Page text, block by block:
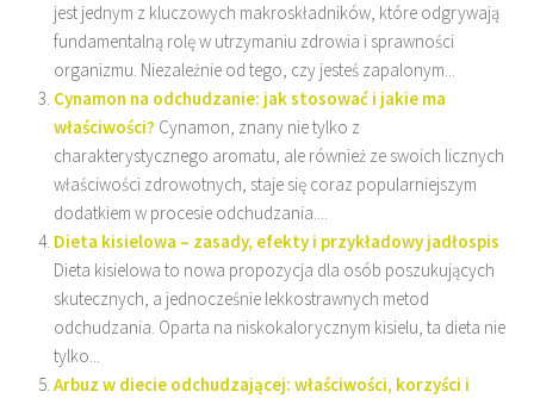
jest jednym z kluczowych makroskładników, które odgrywają
fundamentalną rolę w utrzymaniu zdrowia i sprawności
organizmu. Niezależnie od tego, czy jesteś zapalonym...
Cynamon na odchudzanie: jak stosować i jakie ma
właściwości? Cynamon, znany nie tylko z
charakterystycznego aromatu, ale również ze swoich licznych
właściwości zdrowotnych, staje się coraz popularniejszym
dodatkiem w procesie odchudzania....
Dieta kisielowa – zasady, efekty i przykładowy jadłospis
Dieta kisielowa to nowa propozycja dla osób poszukujących
skutecznych, a jednocześnie lekkostrawnych metod
odchudzania. Oparta na niskokalorycznym kisielu, ta dieta nie
tylko...
Arbuz w diecie odchudzającej: właściwości, korzyści i